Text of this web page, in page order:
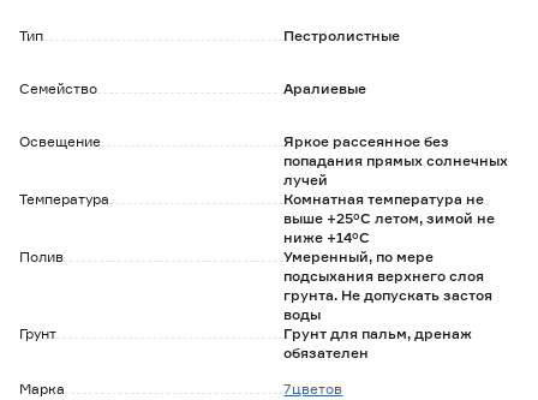
попадать солнечные лучи.
Обратите внимание:
на сайте.
Высота растения указана с учетом горшка.
Тип Пестролистные
Семейство Аралиевые
Освещение
Яркое рассеянное без
попадания прямых солнечных
лучей
Температура
Комнатная температура не
выше +25°С летом, зимой не
ниже +14°С
Полив
Умеренный, по мере
подсыхания верхнего слоя
грунта. Не допускать застоя
воды
Грунт
Грунт для пальм, дренаж
обязателен
Марка
7цветов